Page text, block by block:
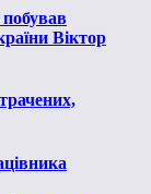
Віктор